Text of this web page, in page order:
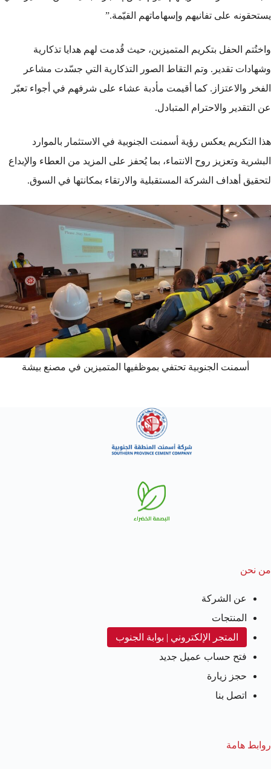
يستحقونه على تفانيهم وإسهاماتهم القيّمة.”
واختُتم الحفل بتكريم المتميزين، حيث قُدمت لهم هدايا تذكارية
وشهادات تقدير. وتم التقاط الصور التذكارية التي جسّدت مشاعر
الفخر والاعتزاز. كما أقيمت مأدبة عشاء على شرفهم في أجواء تعبّر
عن التقدير والاحترام المتبادل.
هذا التكريم يعكس رؤية أسمنت الجنوبية في الاستثمار بالموارد
البشرية وتعزيز روح الانتماء، بما يُحفز على المزيد من العطاء والإبداع
لتحقيق أهداف الشركة المستقبلية والارتقاء بمكانتها في السوق.
أسمنت الجنوبية تحتفي بموظفيها المتميزين في مصنع بيشة
من نحن
عن الشركة
المنتجات
المتجر الإلكتروني | بوابة الجنوب
فتح حساب عميل جديد
حجز زيارة
اتصل بنا
روابط هامة